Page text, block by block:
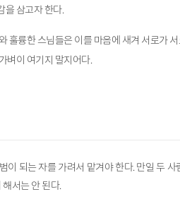
을 삼고자 한다.
훌륭한 스님들은 이를 마음에 새겨 서로가
벼이 여기지 말지어다.
되는 자를 가려서 맡겨야 한다. 만일 두 사
서는 안 된다.